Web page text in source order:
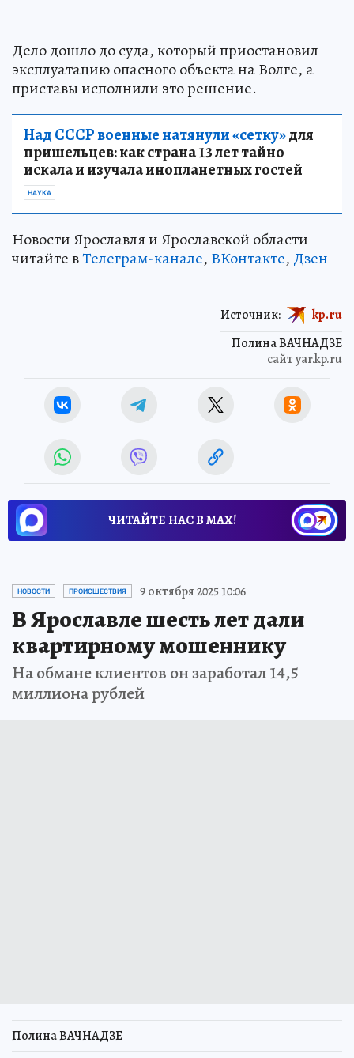
Дело дошло до суда, который приостановил
эксплуатацию опасного объекта на Волге, а
приставы исполнили это решение.
Над СССР военные натянули «сетку»для
пришельцев: как страна 13 лет тайно
искала и изучала инопланетных гостей
НАУКА
Новости Ярославля и Ярославской области
читайте вТелеграм-канале, ВКонтакте, Дзен
Полина ВАЧНАДЗЕ
сайт yar.kp.ru
Источник: kp.ru
ЧИТАЙТЕ НАС В МАХ!
НОВОСТИ ПРОИСШЕСТВИЯ 9 октября 2025 10:06
В Ярославле шесть лет дали
квартирному мошеннику
На обмане клиентов он заработал 14,5
миллиона рублей
Полина ВАЧНАДЗЕ